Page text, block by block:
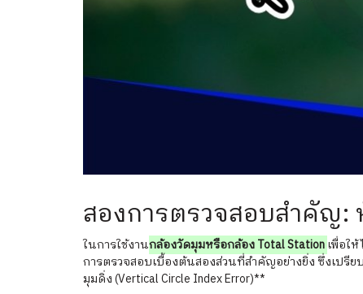
สองการตรวจสอบสำคัญ:
ในการใช้งานกล้องวัดมุมหรือกล้อง Total Stationเพื่อใ
การตรวจสอบเบื้องต้นสองส่วนที่สำคัญอย่างยิ่ง ซึ่งเปรี
มุมดิ่ง (Vertical Circle Index Error)**